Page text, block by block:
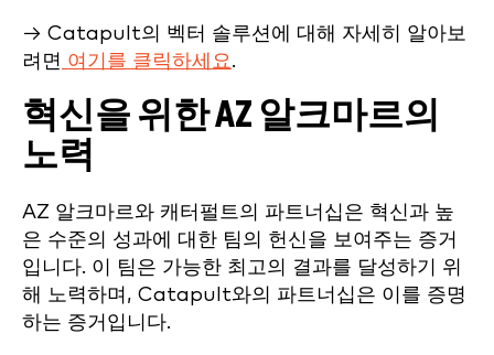
→ Catapult의 벡터 솔루션에 대해 자세히 알아보
려면 여기를 클릭하세요.
혁신을 위한 AZ 알크마르의
노력
AZ 알크마르와 캐터펄트의 파트너십은 혁신과 높
은 수준의 성과에 대한 팀의 헌신을 보여주는 증거
입니다. 이 팀은 가능한 최고의 결과를 달성하기 위
해 노력하며, Catapult와의 파트너십은 이를 증명
하는 증거입니다.